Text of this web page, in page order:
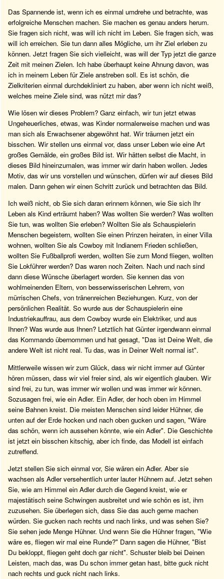
Das Spannende ist, wenn ich es einmal umdrehe und betrachte, was
erfolgreiche Menschen machen. Sie machen es genau anders herum.
Sie fragen sich nicht, was will ich nicht im Leben. Sie fragen sich, was
will ich erreichen. Sie tun dann alles Mögliche, um ihr Ziel erleben zu
können. Jetzt fragen Sie sich vielleicht, was will der Typ jetzt die ganze
Zeit mit meinen Zielen. Ich habe überhaupt keine Ahnung davon, was
ich in meinem Leben für Ziele anstreben soll. Es ist schön, die
Zielkriterien einmal durchdekliniert zu haben, aber wenn ich nicht weiß,
welches meine Ziele sind, was nützt mir das?
Wie lösen wir dieses Problem? Ganz einfach, wir tun jetzt etwas
Ungeheuerliches, etwas, was Kinder normalerweise machen und was
man sich als Erwachsener abgewöhnt hat. Wir träumen jetzt ein
bisschen. Wir stellen uns einmal vor, dass unser Leben wie eine Art
großes Gemälde, ein großes Bild ist. Wir hätten selbst die Macht, in
dieses Bild hineinzumalen, was immer wir darin haben wollen. Jedes
Motiv, das wir uns vorstellen und wünschen, dürfen wir auf dieses Bild
malen. Dann gehen wir einen Schritt zurück und betrachten das Bild.
Ich weiß nicht, ob Sie sich daran erinnern können, wie Sie sich Ihr
Leben als Kind erträumt haben? Was wollten Sie werden? Was wollten
Sie tun, was wollten Sie erleben? Wollten Sie als Schauspielerin
Menschen begeistern, wollten Sie einen Prinzen heiraten, in einer Villa
wohnen, wollten Sie als Cowboy mit Indianern Frieden schließen,
wollten Sie Fußballprofi werden, wollten Sie zum Mond fliegen, wollten
Sie Lokführer werden? Das waren noch Zeiten. Nach und nach sind
dann diese Wünsche überlagert worden. Sie kennen das von
wohlmeinenden Eltern, von besserwisserischen Lehrern, von
mürrischen Chefs, von tränenreichen Beziehungen. Kurz, von der
persönlichen Realität. So wurde aus der Schauspielerin eine
Industriekauffrau, aus dem Cowboy wurde ein Elektriker, und aus
Ihnen? Was wurde aus Ihnen? Letztlich hat Günter irgendwann einmal
das Kommando übernommen und hat gesagt, "Das ist Deine Welt, die
andere Welt ist nicht real. Tu das, was in Deiner Welt normal ist".
Mittlerweile wissen wir zum Glück, dass wir nicht immer auf Günter
hören müssen, dass wir viel freier sind, als wir eigentlich glauben. Wir
sind frei, zu tun, was immer wir wollen und was immer wir können.
Sozusagen frei, wie ein Adler. Ein Adler, der hoch oben im Himmel
seine Bahnen kreist. Die meisten Menschen sind leider Hühner, die
unten auf der Erde hocken und nach oben gucken und sagen, "Wäre
das schön, wenn ich aussehen könnte, wie ein Adler". Die Geschichte
ist jetzt ein bisschen kitschig, aber ich finde, das Modell ist einfach
zutreffend.
Jetzt stellen Sie sich einmal vor, Sie wären ein Adler. Aber sie
wachsen als Adler versehentlich unter lauter Hühnern auf. Jetzt sehen
Sie, wie am Himmel ein Adler durch die Gegend kreist, wie er
majestätisch seine Schwingen ausbreitet und wie schön es ist, ihm
zuzusehen. Sie überlegen sich, dass Sie das auch gerne machen
würden. Sie gucken nach rechts und nach links, und was sehen Sie?
Sie sehen jede Menge Hühner. Und wenn Sie die Hühner fragen, "Wie
wäre es, fliegen wir mal eine Runde?" Dann sagen die Hühner, "Bist
Du bekloppt, fliegen geht doch gar nicht". Schuster bleib bei Deinen
Leisten, mach das, was Du schon immer getan hast, bitte guck nicht
nach rechts und guck nicht nach links.